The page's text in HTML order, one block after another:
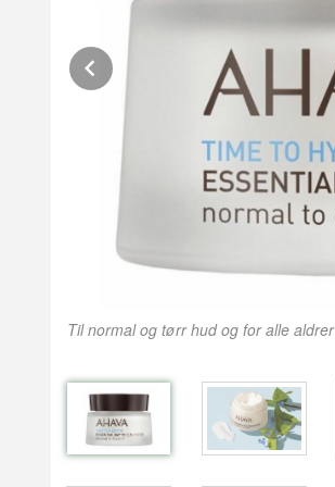
Til normal og tørr hud og for alle aldrer
Prev